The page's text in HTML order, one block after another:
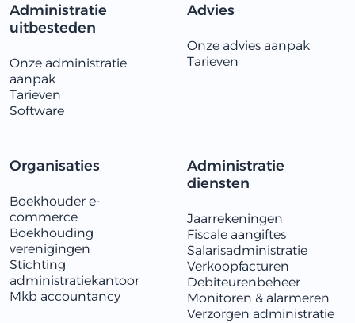
Administratie
uitbesteden
Onze administratie
aanpak
Tarieven
Software
Advies
Onze advies aanpak
Tarieven
Organisaties
Boekhouder e-
commerce
Boekhouding
verenigingen
Stichting
administratiekantoor
Mkb accountancy
Administratie
diensten
Jaarrekeningen
Fiscale aangiftes
Salarisadministratie
Verkoopfacturen
Debiteurenbeheer
Monitoren & alarmeren
​​Verzorgen administratie